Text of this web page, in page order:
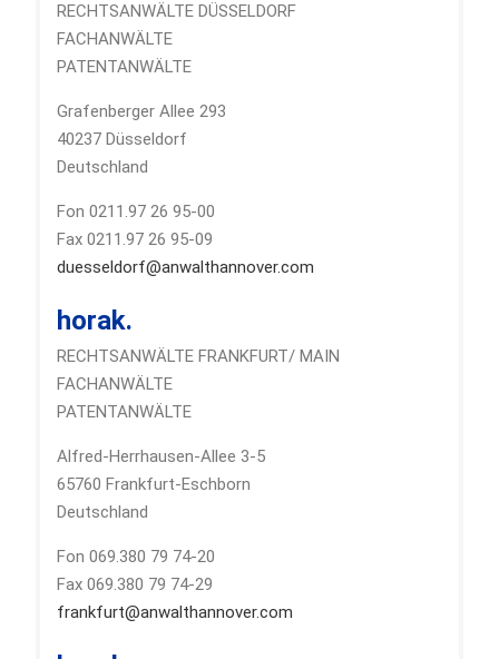
RECHTSANWÄLTE DÜSSELDORF
FACHANWÄLTE
PATENTANWÄLTE
Grafenberger Allee 293
40237 Düsseldorf
Deutschland
Fon 0211.97 26 95-00
Fax 0211.97 26 95-09
duesseldorf@anwalthannover.com
horak.
RECHTSANWÄLTE FRANKFURT/ MAIN
FACHANWÄLTE
PATENTANWÄLTE
Alfred-Herrhausen-Allee 3-5
65760 Frankfurt-Eschborn
Deutschland
Fon 069.380 79 74-20
Fax 069.380 79 74-29
frankfurt@anwalthannover.com